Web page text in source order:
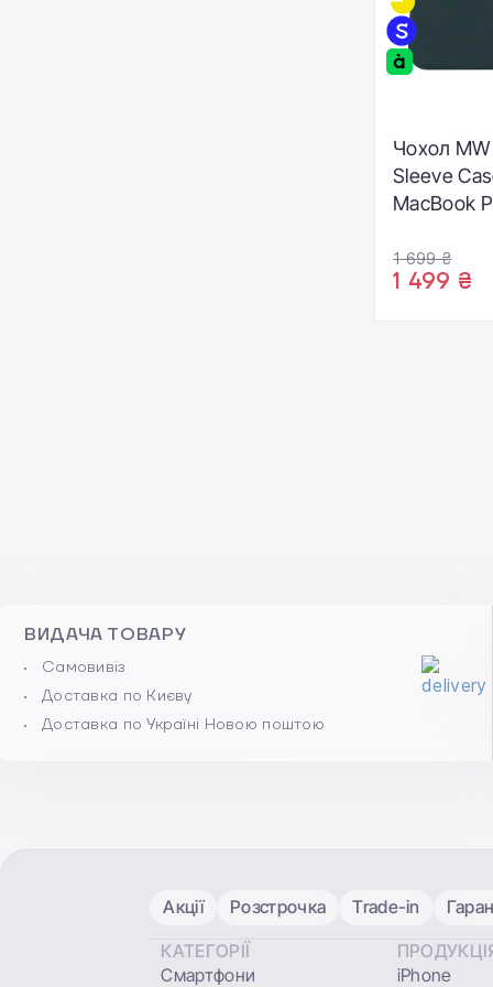
Чохол
Sleeve
MacBook
1 699 ₴
1 499 ₴
ВИДАЧА ТОВАРУ
Самовивіз
Доставка по Києву
Доставка по Україні Новою поштою
Акції Розстрочка Trade-in
КАТЕГОРІЇ
Смартфони
iPhone